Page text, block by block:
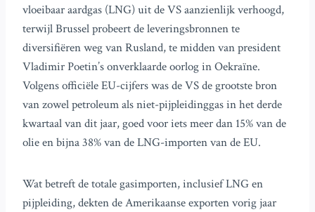
vloeibaar aardgas (LNG) uit de VS aanzienlijk verhoogd,
terwijl Brussel probeert de leveringsbronnen te
diversifiëren weg van Rusland, te midden van president
Vladimir Poetin’s onverklaarde oorlog in Oekraïne.
Volgens officiële EU-cijfers was de VS de grootste bron
van zowel petroleum als niet-pijpleidinggas in het derde
kwartaal van dit jaar, goed voor iets meer dan 15% van de
olie en bijna 38% van de LNG-importen van de EU.
Wat betreft de totale gasimporten, inclusief LNG en
pijpleiding, dekten de Amerikaanse exporten vorig jaar